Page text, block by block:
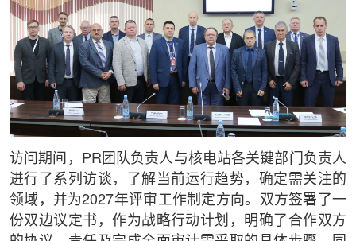
访问期间，PR团队负责人与核电站各关键部门负责人
进行了系列访谈，了解当前运行趋势，确定需关注的
领域，并为2027年评审工作制定方向。双方签署了一
份双边议定书，作为战略行动计划，明确了合作双方